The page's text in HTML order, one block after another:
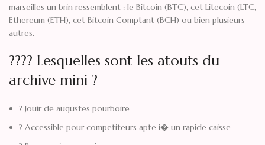
marseilles un brin ressemblent : le Bitcoin (BTC), cet Litecoin (LTC,
Ethereum (ETH), cet Bitcoin Comptant (BCH) ou bien plusieurs
autres.
???? Lesquelles sont les atouts du
archive mini ?
? Jouir de augustes pourboire
? Accessible pour competiteurs apte i� un rapide caisse